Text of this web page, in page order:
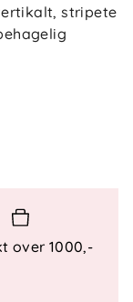
stripete
over hele
over 1000,-